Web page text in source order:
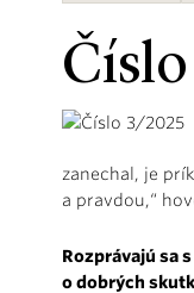
Číslo
zanechal, je
a pravdou,“
Rozprávajú sa
o dobrých